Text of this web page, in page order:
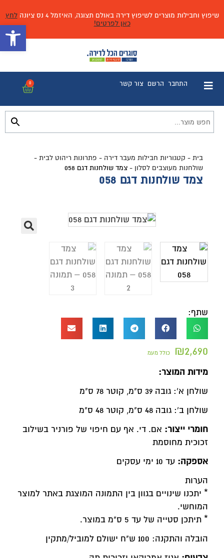
שיפוץ וחבילות מוצרים לשיפוץ דירה באולם תצוגה, האיזמל 4 נס ציונה
לחץ
כאן לפרטים!
התחבר הרשם צור קשר 0
בית - קטגוריות חבילות מעבר דירה - פתרונות ריהוט לבית -
שולחנות מעוצבים לסלון -צמד שולחנות דגם 058
צמד שולחנות דגם 058
שתף:
₪2,690 כולל מעמ
מידות המוצר:
שולחן א`: גובה 39 ס"מ, קוטר 78 ס"מ
שולחן ב`: גובה 48 ס"מ, קוטר 48 ס"מ
חומרי ייצור: אם. די. אף עם חיפוי של פורניר בשילוב
זכוכית מחוסמת
אספקה: עד 10 ימי עסקים
הערות
* יתכנו שינויים בגוון בין התמונה המוצגת באתר למוצר
המוחשי.
* תיתכן סטייה של עד 5 ס"מ במוצר.
הובלה והתקנה: 100 ש"ח ישולם למוביל/מתקין